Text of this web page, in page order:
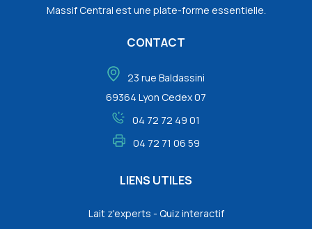
Massif Central est une plate-forme essentielle.
CONTACT
23 rue Baldassini
69364 Lyon Cedex 07
04 72 72 49 01
04 72 71 06 59
LIENS UTILES
Lait z'experts - Quiz interactif